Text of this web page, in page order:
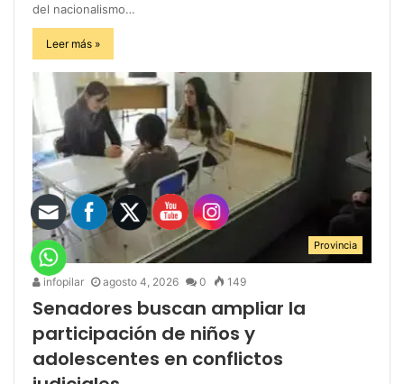
del nacionalismo…
Leer más »
Provincia
infopilar agosto 4, 2026 0 149
Senadores buscan ampliar la
participación de niños y
adolescentes en conflictos